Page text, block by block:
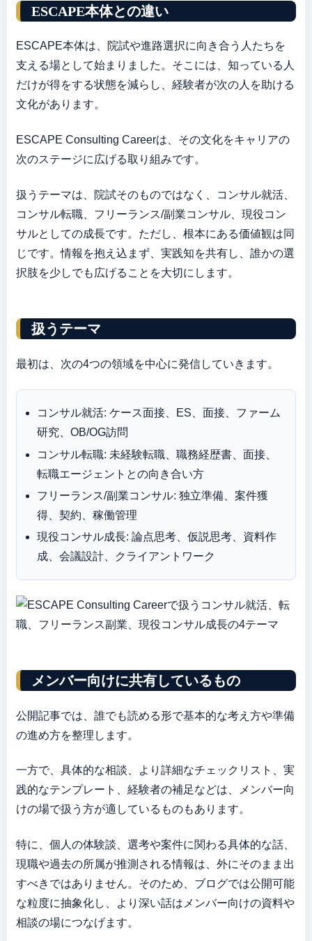
ESCAPE本体との違い
ESCAPE本体は、院試や進路選択に向き合う人たちを
支える場として始まりました。そこには、知っている人
だけが得をする状態を減らし、経験者が次の人を助ける
文化があります。
ESCAPE Consulting Careerは、その文化をキャリアの
次のステージに広げる取り組みです。
扱うテーマは、院試そのものではなく、コンサル就活、
コンサル転職、フリーランス/副業コンサル、現役コン
サルとしての成長です。ただし、根本にある価値観は同
じです。情報を抱え込まず、実践知を共有し、誰かの選
択肢を少しでも広げることを大切にします。
扱うテーマ
最初は、次の4つの領域を中心に発信していきます。
コンサル就活: ケース面接、ES、面接、ファーム
研究、OB/OG訪問
コンサル転職: 未経験転職、職務経歴書、面接、
転職エージェントとの向き合い方
フリーランス/副業コンサル: 独立準備、案件獲
得、契約、稼働管理
現役コンサル成長: 論点思考、仮説思考、資料作
成、会議設計、クライアントワーク
メンバー向けに共有しているもの
公開記事では、誰でも読める形で基本的な考え方や準備
の進め方を整理します。
一方で、具体的な相談、より詳細なチェックリスト、実
践的なテンプレート、経験者の補足などは、メンバー向
けの場で扱う方が適しているものもあります。
特に、個人の体験談、選考や案件に関わる具体的な話、
現職や過去の所属が推測される情報は、外にそのまま出
すべきではありません。そのため、ブログでは公開可能
な粒度に抽象化し、より深い話はメンバー向けの資料や
相談の場につなげます。